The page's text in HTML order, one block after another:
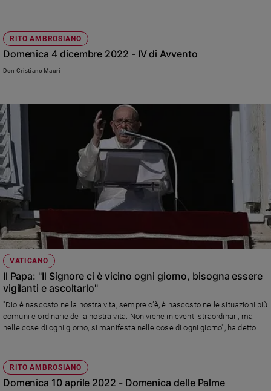
RITO AMBROSIANO
Domenica 4 dicembre 2022 - IV di Avvento
Don Cristiano Mauri
VATICANO
Il Papa: "Il Signore ci è vicino ogni giorno, bisogna essere
vigilanti e ascoltarlo"
"Dio è nascosto nella nostra vita, sempre c’è, è nascosto nelle situazioni più
comuni e ordinarie della nostra vita. Non viene in eventi straordinari, ma
nelle cose di ogni giorno, si manifesta nelle cose di ogni giorno", ha detto
cioè temo che Lui passi e io non lo riconosca!". In questo Tempo di Avvento
Sua Santità ha raccomandato ai fedeli: "in questo tempo di Avvento
lasciamoci scuotere dal torpore e svegliamoci dal sonno! Proviamo a
RITO AMBROSIANO
Domenica 10 aprile 2022 - Domenica delle Palme